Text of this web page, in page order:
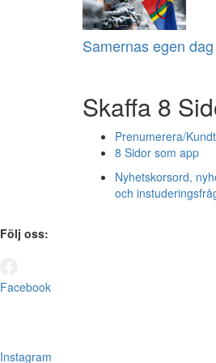
Samernas egen dag
Skaffa 8
Prenumerera/
8 Sidor som app
Nyhetskorsord,
och
Följ oss:
Facebook
Instagram